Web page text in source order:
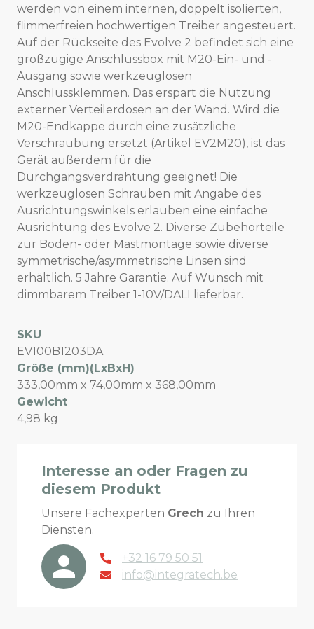
werden von einem internen, doppelt isolierten,
flimmerfreien hochwertigen Treiber angesteuert.
Auf der Rückseite des Evolve 2 befindet sich eine
großzügige Anschlussbox mit M20-Ein- und -
Ausgang sowie werkzeuglosen
Anschlussklemmen. Das erspart die Nutzung
externer Verteilerdosen an der Wand. Wird die
M20-Endkappe durch eine zusätzliche
Verschraubung ersetzt (Artikel EV2M20), ist das
Gerät außerdem für die
Durchgangsverdrahtung geeignet! Die
werkzeuglosen Schrauben mit Angabe des
Ausrichtungswinkels erlauben eine einfache
Ausrichtung des Evolve 2. Diverse Zubehörteile
zur Boden- oder Mastmontage sowie diverse
symmetrische/asymmetrische Linsen sind
erhältlich. 5 Jahre Garantie. Auf Wunsch mit
dimmbarem Treiber 1-10V/DALI lieferbar.
SKU
EV100B1203DA
Größe (mm)(LxBxH)
333,00mm x 74,00mm x 368,00mm
Gewicht
4,98 kg
Interesse an oder Fragen zu
diesem Produkt
Unsere Fachexperten Grech zu Ihren
Diensten.
+32 16 79 50 51
info@integratech.be